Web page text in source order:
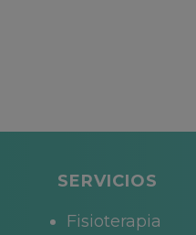
SERVICIOS
Fisioterapia